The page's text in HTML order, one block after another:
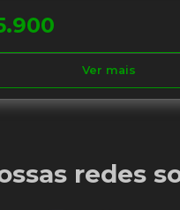
Ver mais
redes